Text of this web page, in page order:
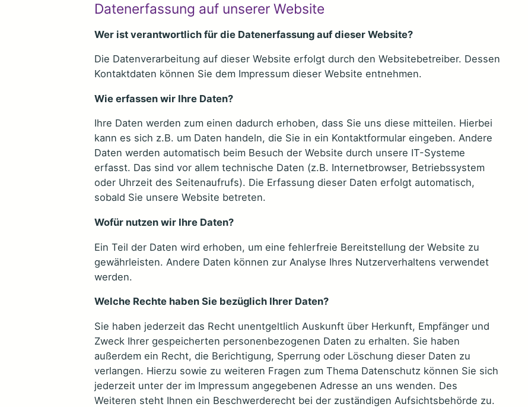
Datenerfassung auf unserer Website
Wer ist verantwortlich für die Datenerfassung auf dieser Website?
Die Datenverarbeitung auf dieser Website erfolgt durch den Websitebetreiber. Dessen
Kontaktdaten können Sie dem Impressum dieser Website entnehmen.
Wie erfassen wir Ihre Daten?
Ihre Daten werden zum einen dadurch erhoben, dass Sie uns diese mitteilen. Hierbei
kann es sich z.B. um Daten handeln, die Sie in ein Kontaktformular eingeben. Andere
Daten werden automatisch beim Besuch der Website durch unsere IT-Systeme
erfasst. Das sind vor allem technische Daten (z.B. Internetbrowser, Betriebssystem
oder Uhrzeit des Seitenaufrufs). Die Erfassung dieser Daten erfolgt automatisch,
sobald Sie unsere Website betreten.
Wofür nutzen wir Ihre Daten?
Ein Teil der Daten wird erhoben, um eine fehlerfreie Bereitstellung der Website zu
gewährleisten. Andere Daten können zur Analyse Ihres Nutzerverhaltens verwendet
werden.
Welche Rechte haben Sie bezüglich Ihrer Daten?
Sie haben jederzeit das Recht unentgeltlich Auskunft über Herkunft, Empfänger und
Zweck Ihrer gespeicherten personenbezogenen Daten zu erhalten. Sie haben
außerdem ein Recht, die Berichtigung, Sperrung oder Löschung dieser Daten zu
verlangen. Hierzu sowie zu weiteren Fragen zum Thema Datenschutz können Sie sich
jederzeit unter der im Impressum angegebenen Adresse an uns wenden. Des
Weiteren steht Ihnen ein Beschwerderecht bei der zuständigen Aufsichtsbehörde zu.